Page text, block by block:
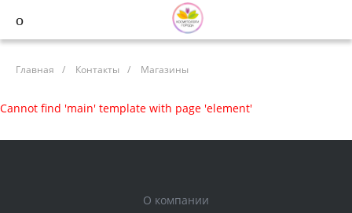
Главная / Контакты / Магазины
Cannot find 'main' template with page 'element'
О компании